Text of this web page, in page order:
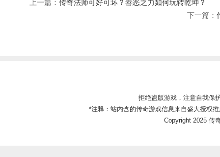
上一篇： 传奇法师可好可坏？善恶之力如何玩转乾坤？
下一篇：
拒绝盗版游戏，注意自我保
*注释：站内含的传奇游戏信息来自盛大授权
Copyright 2025 传